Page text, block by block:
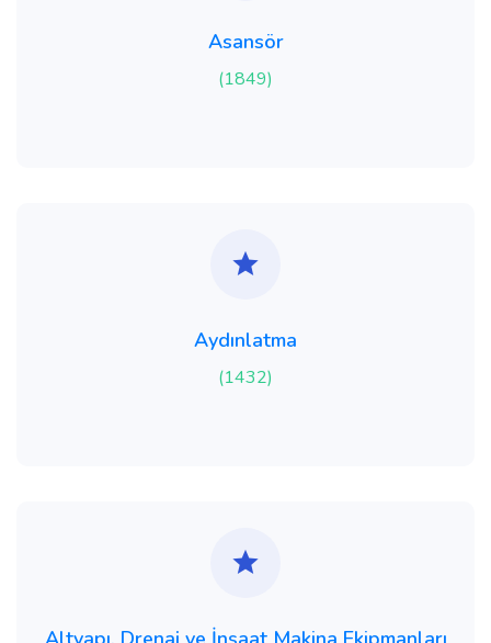
Asansör
(1849)
Aydınlatma
(1432)